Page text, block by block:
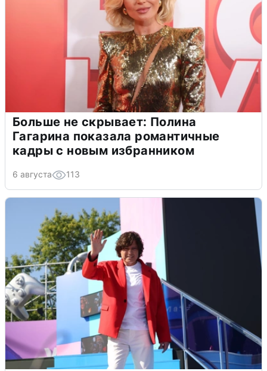
Больше не скрывает: Полина
Гагарина показала романтичные
кадры с новым избранником
6 августа 113